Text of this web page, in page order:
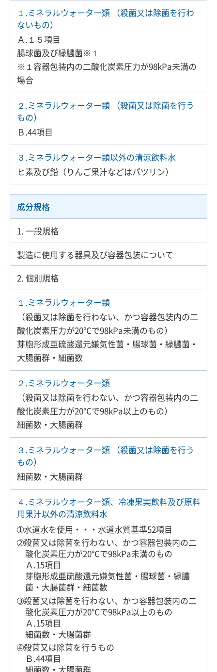
１.ミネラルウォーター類 （殺菌又は除菌を行わ
ないもの）
Ａ.１５項目
腸球菌及び緑膿菌※１
※１容器包装内の二酸化炭素圧力が98kPa未満の
場合
２.ミネラルウォーター類 （殺菌又は除菌を行う
もの）
Ｂ.44項目
３.ミネラルウォーター類以外の清涼飲料水
ヒ素及び鉛（りんご果汁などはパツリン）
成分規格
1. 一般規格
製造に使用する器具及び容器包装について
2. 個別規格
１.ミネラルウォーター類
（殺菌又は除菌を行わない、かつ容器包装内の二
酸化炭素圧力が20℃で98kPa未満のもの）
芽胞形成亜硫酸還元嫌気性菌・腸球菌・緑膿菌・
大腸菌群・細菌数
２.ミネラルウォーター類
（殺菌又は除菌を行わない、かつ容器包装内の二
酸化炭素圧力が20℃で98kPa以上のもの）
細菌数・大腸菌群
３.ミネラルウォーター類 （殺菌又は除菌を行う
もの）
細菌数・大腸菌群
４.ミネラルウオーター類、冷凍果実飲料及び原料
用果汁以外の清涼飲料水
➀水道水を使用・・・水道水質基準52項目
➁殺菌又は除菌を行わない、かつ容器包装内の二
酸化炭素圧力が20℃で98kPa未満のもの
Ａ.15項目
芽胞形成亜硫酸還元嫌気性菌・腸球菌・緑膿
菌・大腸菌群・細菌数
➂殺菌又は除菌を行わない、かつ容器包装内の二
酸化炭素圧力が20℃で98kPa以上のもの
Ａ.15項目
細菌数・大腸菌群
➃殺菌又は除菌を行うもの
Ｂ.44項目
細菌数・大腸菌群